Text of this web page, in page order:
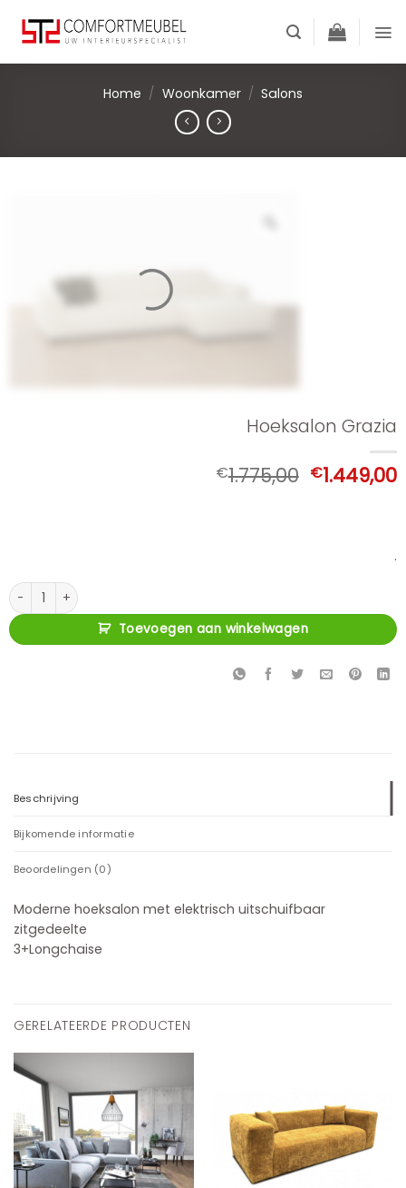
content
Home / Woonkamer / Salons
Hoeksalon Grazia
€1.775,00 €1.449,00
.
Hoeksalon Grazia aantal
Toevoegen aan winkelwagen
Beschrijving
Bijkomende informatie
Beoordelingen (0)
Moderne hoeksalon met elektrisch uitschuifbaar
zitgedeelte
3+Longchaise
GERELATEERDE PRODUCTEN